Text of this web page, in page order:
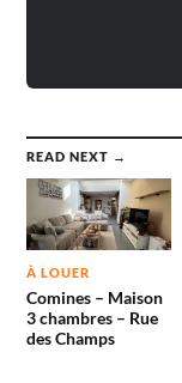
READ NEXT →
À LOUER
Comines – Maison
3 chambres – Rue
des Champs